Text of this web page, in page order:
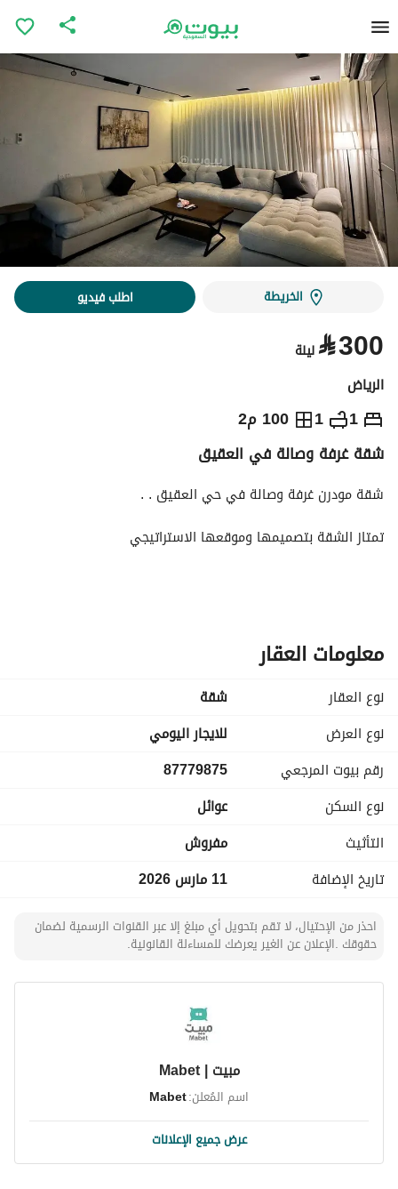
الخريطة اطلب فيديو
⃁300 ليلة
الرياض
1
1 100 م2 ⃁
300 يومياً
السياحة الاماكن القريبة
شقة غرفة وصالة في العقيق
شقة مودرن غرفة وصالة في حي العقيق . .
تمتاز الشقة بتصميمها وموقعها الاستراتيجي
تبعد عن طريق الملك فهد 3 دقائق
قريب من جميع الخدمات
معلومات العقار
نوع العقار
شقة
نوع العرض
للايجار اليومي
رقم بيوت المرجعي
87779875
نوع السكن
عوائل
التأثيث
مفروش
تاريخ الإضافة
11 مارس 2026
احذر من الإحتيال، لا تقم بتحويل أي مبلغ إلا عبر القنوات الرسمية لضمان
حقوقك .الإعلان عن الغير يعرضك للمساءلة القانونية.
مبيت | Mabet
اسم المُعلن:Mabet
عرض جميع الإعلانات